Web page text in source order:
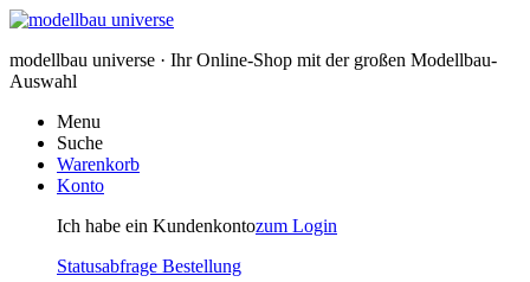
modellbau universe · Ihr Online-Shop mit der großen Modellbau-
Auswahl
Menu
Suche
Warenkorb
Konto
Ich habe ein Kundenkontozum Login
Statusabfrage Bestellung